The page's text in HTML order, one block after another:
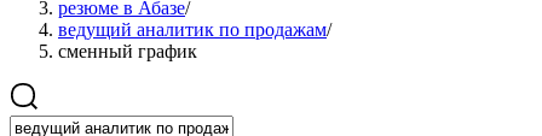
резюме в Абазе/
ведущий аналитик по продажам/
сменный график